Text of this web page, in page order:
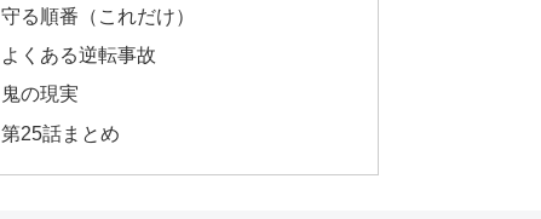
守る順番（これだけ）
よくある逆転事故
鬼の現実
第25話まとめ